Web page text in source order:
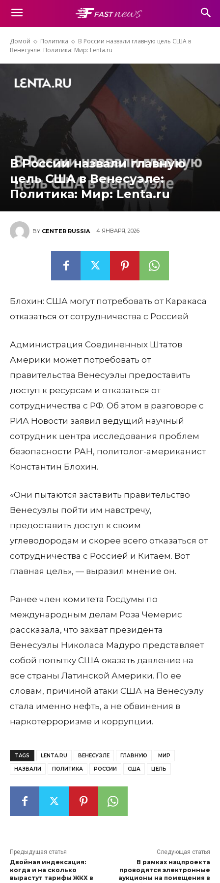
Домой Политика
В России назвали главную цель США в
Венесуэле: Политика: Мир: Lenta.ru
В России назвали главную
цель США в Венесуэле:
Политика: Мир: Lenta.ru
BY CENTER RUSSIA 4 ЯНВАРЯ, 2026
Блохин: США могут потребовать от Каракаса
отказаться от сотрудничества с Россией
Администрация Соединенных Штатов
Америки может потребовать от
правительства Венесуэлы предоставить
доступ к ресурсам и отказаться от
сотрудничества с РФ. Об этом в разговоре с
РИА Новости заявил ведущий научный
сотрудник центра исследования проблем
безопасности РАН, политолог-американист
Константин Блохин.
«Они пытаются заставить правительство
Венесуэлы пойти им навстречу,
предоставить доступ к своим
углеводородам и скорее всего отказаться от
сотрудничества с Россией и Китаем. Вот
главная цель», — выразил мнение он.
Ранее член комитета Госдумы по
международным делам Роза Чемерис
рассказала, что захват президента
Венесуэлы Николаса Мадуро представляет
собой попытку США оказать давление на
все страны Латинской Америки. По ее
словам, причиной атаки США на Венесуэлу
стала именно нефть, а не обвинения в
наркотерроризме и коррупции.
TAGS LENTA.RU ВЕНЕСУЭЛЕ ГЛАВНУЮ МИР
НАЗВАЛИ ПОЛИТИКА РОССИИ США ЦЕЛЬ
Предыдущая статья
Двойная индексация:
когда и на сколько
вырастут тарифы ЖКХ в
Следующая статья
В рамках нацпроекта
проводятся электронные
аукционы на помещения в